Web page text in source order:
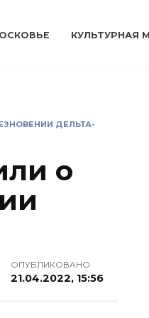
КУЛЬТУРНАЯ
ДЕЛЬТА-
о
ОПУБЛИКОВАНО
21.04.2022, 15:56